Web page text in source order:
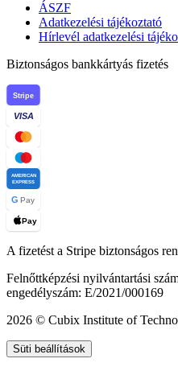
ÁSZF
Adatkezelési tájékoztató
Hírlevél adatkezelési
Biztonságos bankkártyás fizetés
Stripe
VISA
AMERICAN
EXPRESS
G Pay
Pay
A fizetést a Stripe biztonságos
Felnőttképzési nyilvántartási
engedélyszám: E/2021/000169
2026 © Cubix Institute of
Süti beállítások